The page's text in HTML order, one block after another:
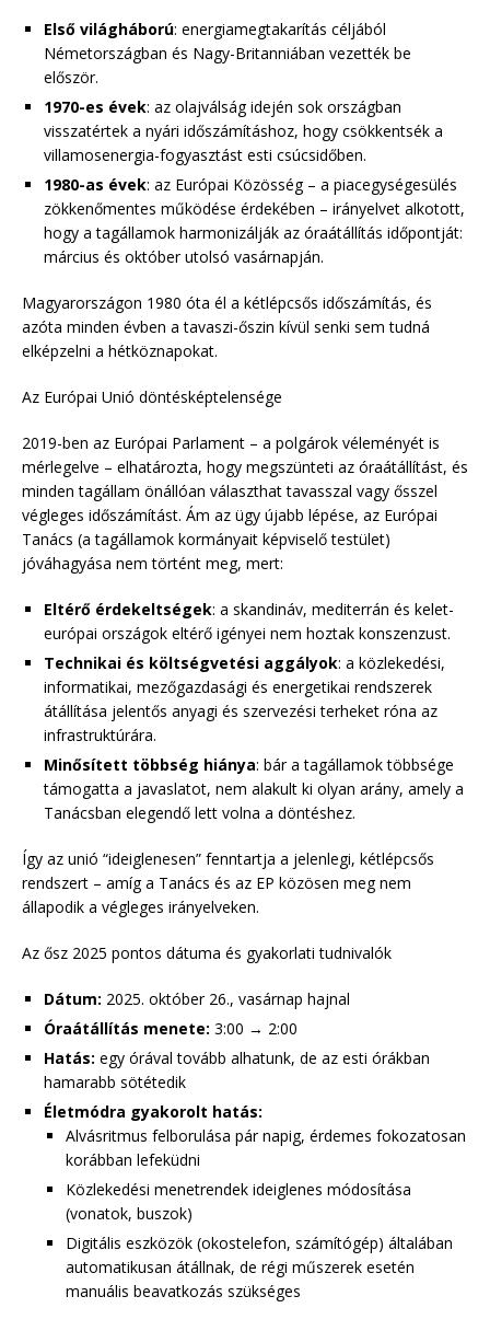
Első világháború: energia­megtakarítás céljából
Németországban és Nagy-Britanniában vezették be
először.
1970-es évek: az olajválság idején sok országban
visszatértek a nyári időszámításhoz, hogy csökkentsék a
villamosenergia-fogyasztást esti csúcsidőben.
1980-as évek: az Európai Közösség – a piac­egységesülés
zökkenőmentes működése érdekében – irányelvet alkotott,
hogy a tagállamok harmonizálják az óraátállítás időpontját:
március és október utolsó vasárnapján.
Magyarországon 1980 óta él a kétlépcsős időszámítás, és
azóta minden évben a tavaszi-őszin kívül senki sem tudná
elképzelni a hétköznapokat.
Az Európai Unió döntésképtelensége
2019-ben az Európai Parlament – a polgárok véleményét is
mérlegelve – elhatározta, hogy megszünteti az óraátállítást, és
minden tagállam önállóan választhat tavasszal vagy ősszel
végleges időszámítást. Ám az ügy újabb lépése, az Európai
Tanács (a tagállamok kormányait képviselő testület)
jóváhagyása nem történt meg, mert:
Eltérő érdekeltségek: a skandináv, mediterrán és kelet-
európai országok eltérő igényei nem hoztak konszenzust.
Technikai és költségvetési aggályok: a közlekedési,
informatikai, mezőgazdasági és energetikai rendszerek
átállítása jelentős anyagi és szervezési terheket róna az
infrastruktúrára.
Minősített többség hiánya: bár a tagállamok többsége
támogatta a javaslatot, nem alakult ki olyan arány, amely a
Tanácsban elegendő lett volna a döntéshez.
Így az unió “ideiglenesen” fenntartja a jelenlegi, kétlépcsős
rendszert – amíg a Tanács és az EP közösen meg nem
állapodik a végleges irányelveken.
Az ősz 2025 pontos dátuma és gyakorlati tudnivalók
Dátum: 2025. október 26., vasárnap hajnal
Óraátállítás menete: 3:00 → 2:00
Hatás: egy órával tovább alhatunk, de az esti órákban
hamarabb sötétedik
Életmódra gyakorolt hatás:
Alvásritmus felborulása pár napig, érdemes fokozatosan
korábban lefeküdni
Közlekedési menetrendek ideiglenes módosítása
(vonatok, buszok)
Digitális eszközök (okostelefon, számítógép) általában
automatikusan átállnak, de régi műszerek esetén
manuális beavatkozás szükséges